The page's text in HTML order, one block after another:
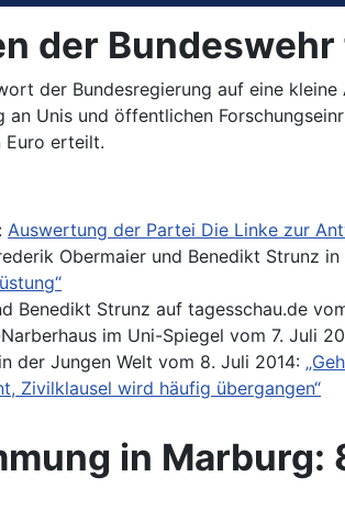
der
der Bundesregierung auf eine
an Unis und öffentlichen
Euro erteilt.
Auswertung der Partei Die Linke zur
Obermaier und Benedikt Strunz
Benedikt Strunz auf tagesschau.de
im Uni-Spiegel vom 7. Juli
der Jungen Welt vom 8. Juli 2014:
Zivilklausel wird häufig übergangen“
in